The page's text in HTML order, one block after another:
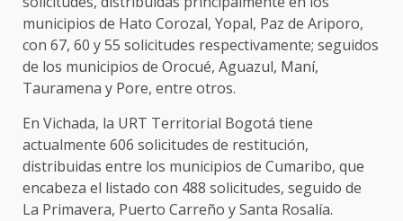
municipios de Hato Corozal, Yopal, Paz de Ariporo,
con 67, 60 y 55 solicitudes respectivamente; seguidos
de los municipios de Orocué, Aguazul, Maní,
Tauramena y Pore, entre otros.
En Vichada, la URT Territorial Bogotá tiene
actualmente 606 solicitudes de restitución,
distribuidas entre los municipios de Cumaribo, que
encabeza el listado con 488 solicitudes, seguido de
La Primavera, Puerto Carreño y Santa Rosalía.